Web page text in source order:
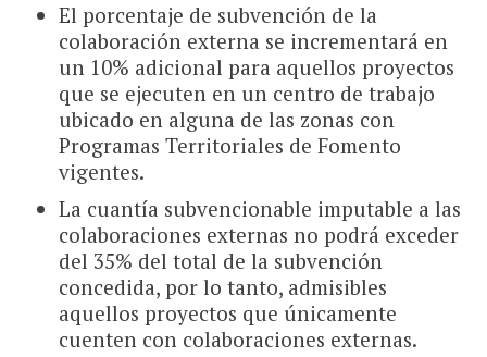
El porcentaje de subvención de la
colaboración externa se incrementará en
un 10% adicional para aquellos proyectos
que se ejecuten en un centro de trabajo
ubicado en alguna de las zonas con
Programas Territoriales de Fomento
vigentes.
La cuantía subvencionable imputable a las
colaboraciones externas no podrá exceder
del 35% del total de la subvención
concedida, por lo tanto, admisibles
aquellos proyectos que únicamente
cuenten con colaboraciones externas.